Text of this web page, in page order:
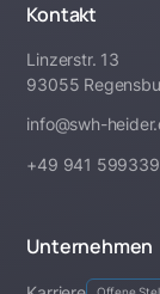
Kontakt
Linzerstr. 13
93055
info@swh-
+49 941
Unternehmen